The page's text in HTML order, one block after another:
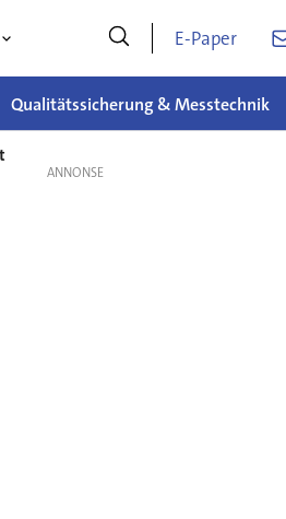
E-Paper
Qualitätssicherung & Messtechnik